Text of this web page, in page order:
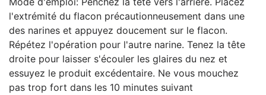
l'extrémité du flacon précautionneusement dans une
des narines et appuyez doucement sur le flacon.
Répétez l'opération pour l'autre narine. Tenez la tête
droite pour laisser s'écouler les glaires du nez et
essuyez le produit excédentaire. Ne vous mouchez
pas trop fort dans les 10 minutes suivant